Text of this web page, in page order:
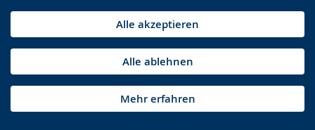
Alle akzeptieren
Alle ablehnen
Mehr erfahren